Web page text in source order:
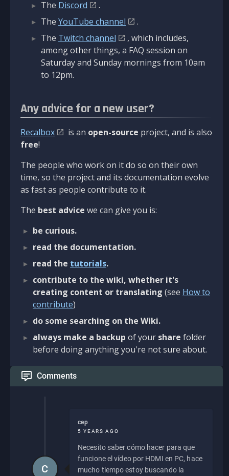
The Discord
.
The YouTube channel
.
The Twitch channel
, which includes,
among other things, a FAQ session on
Saturday and Sunday mornings from 10am
to 12pm.
Any advice for a new user?
Recalbox is an open-source project, and is also
free!
The people who work on it do so on their own
time, so the project and its documentation evolve
as fast as people contribute to it.
The best advice we can give you is:
be curious.
read the documentation.
read the tutorials.
contribute to the wiki, whether it's
creating content or translating (see How to
contribute)
do some searching on the Wiki.
always make a backup of your share folder
before doing anything you're not sure about.
Comments
cep
5 YEARS AGO
Necesito saber cómo hacer para que
funcione el vídeo por HDMI en PC, hace
mucho tiempo estoy buscando la
C